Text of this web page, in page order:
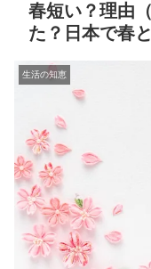
春短い？理由
た？日本で春
生活の知恵